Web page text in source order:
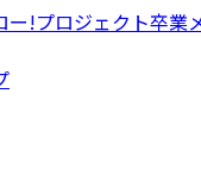
ー!プロジェクト卒業